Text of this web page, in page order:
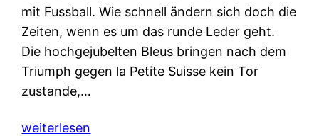
mit Fussball. Wie schnell ändern sich doch die
Zeiten, wenn es um das runde Leder geht.
Die hochgejubelten Bleus bringen nach dem
Triumph gegen la Petite Suisse kein Tor
zustande,…
weiterlesen